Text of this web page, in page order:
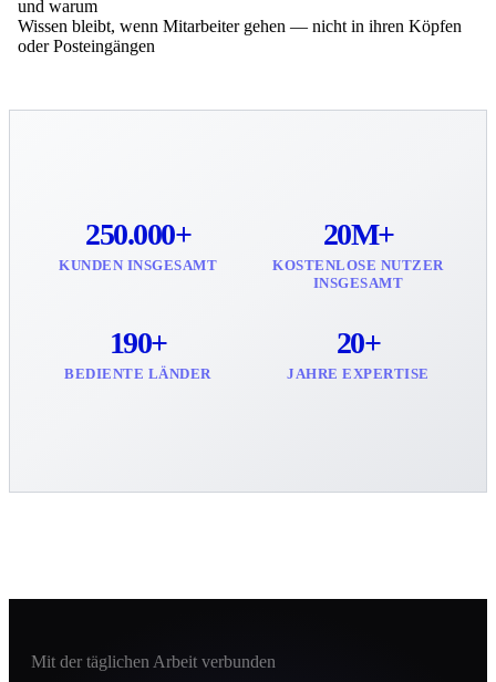
und warum
Wissen bleibt, wenn Mitarbeiter gehen — nicht in ihren Köpfen
oder Posteingängen
250.000+
KUNDEN INSGESAMT
20M+
KOSTENLOSE NUTZER
INSGESAMT
190+
BEDIENTE LÄNDER
20+
JAHRE EXPERTISE
Mit der täglichen Arbeit verbunden